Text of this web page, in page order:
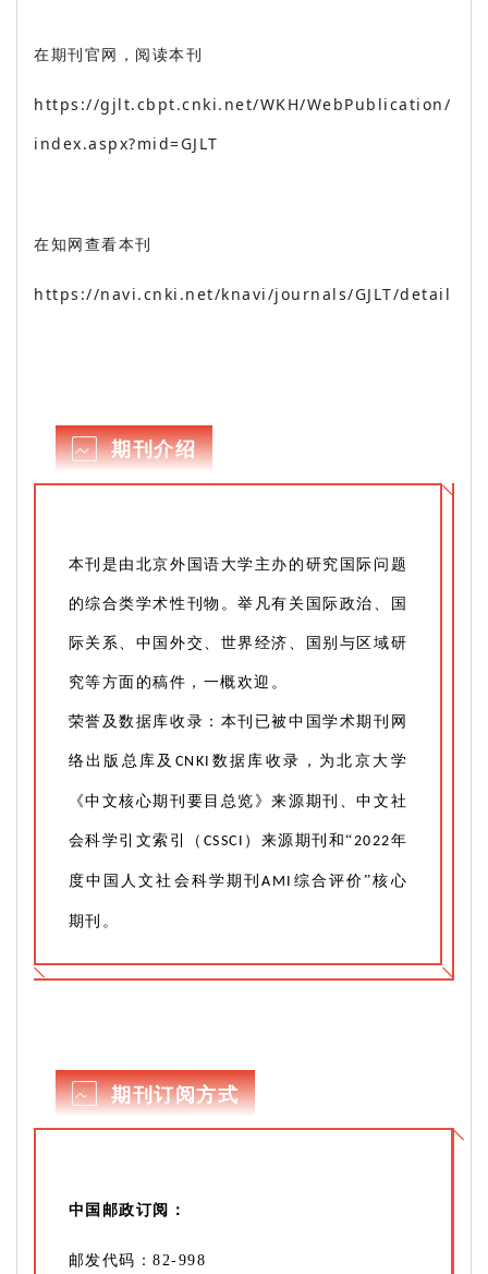
在期刊官网，阅读本刊
https://gjlt.cbpt.cnki.net/WKH/WebPublication/
index.aspx?mid=GJLT
在知网查看本刊
https://navi.cnki.net/knavi/journals/GJLT/detail
期刊介绍
本刊是由北京外国语大学主办的研究国际问题
的综合类学术性刊物。举凡有关国际政治、国
际关系、中国外交、世界经济、国别与区域研
究等方面的稿件，一概欢迎。
荣誉及数据库收录：本刊已被中国学术期刊网
络出版总库及 CNKI 数据库收录，为北京大学
《中文核心期刊要目总览》来源期刊、中文社
会科学引文索引（ CSSCI ）来源期刊和“2022年
度中国人文社会科学期刊AMI 综合评价”核心
期刊。
期刊订阅方式
中国邮政订阅：
邮发代码： 82-998